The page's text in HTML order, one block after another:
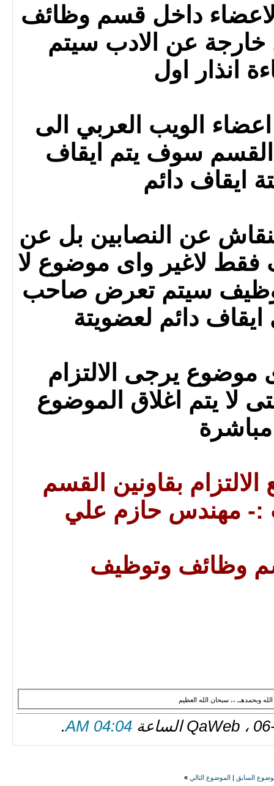
داخل قسم وظائف
خارجة عن الادب سيتم
انذار اول
الويب العربي الى
سوف يتم ايقاف
ايقاف دائم
عن النصابين بل عن
فقط لاغير واى موضوع لا
سيتم تعرض صاحب
دائم لعضويتة
موضوع يرجى الالتزام
لا يتم اغلاق الموضوع
مباشرة
بقاونين القسم
:- مهندس حازم علي
وظائف وتوظيف
وبحمدهــ ،، سبحان الله العظيم
04:04 AM
.
السابق الموضوع التالي »